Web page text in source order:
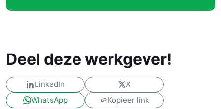
Deel deze werkgever!
LinkedIn
X
WhatsApp
Kopieer link